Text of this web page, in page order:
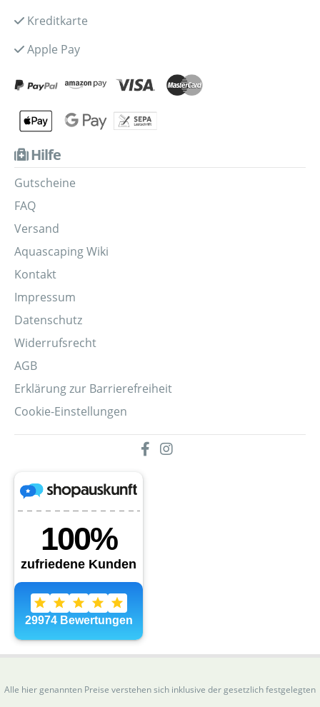
Kreditkarte
Apple Pay
Hilfe
Gutscheine
FAQ
Versand
Aquascaping Wiki
Kontakt
Impressum
Datenschutz
Widerrufsrecht
AGB
Erklärung zur Barrierefreiheit
Cookie-Einstellungen
Alle hier genannten Preise verstehen sich inklusive der gesetzlich festgelegten